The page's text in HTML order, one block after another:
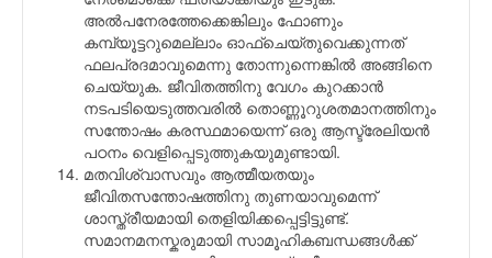
അല്‍പനേരത്തേക്കെങ്കിലും ഫോണും
കമ്പ്യൂട്ടറുമെല്ലാം ഓഫ്ചെയ്തുവെക്കുന്നത്
ഫലപ്രദമാവുമെന്നു തോന്നുന്നെങ്കില്‍ അങ്ങിനെ
ചെയ്യുക. ജീവിതത്തിനു വേഗം കുറക്കാന്‍
നടപടിയെടുത്തവരില്‍ തൊണ്ണൂറുശതമാനത്തിനും
സന്തോഷം കരസ്ഥമായെന്ന് ഒരു ആസ്ട്രേലിയന്‍
പഠനം വെളിപ്പെടുത്തുകയുമുണ്ടായി.
മതവിശ്വാസവും ആത്മീയതയും
ജീവിതസന്തോഷത്തിനു തുണയാവുമെന്ന്
ശാസ്ത്രീയമായി തെളിയിക്കപ്പെട്ടിട്ടുണ്ട്.
സമാനമനസ്കരുമായി സാമൂഹികബന്ധങ്ങള്‍ക്ക്